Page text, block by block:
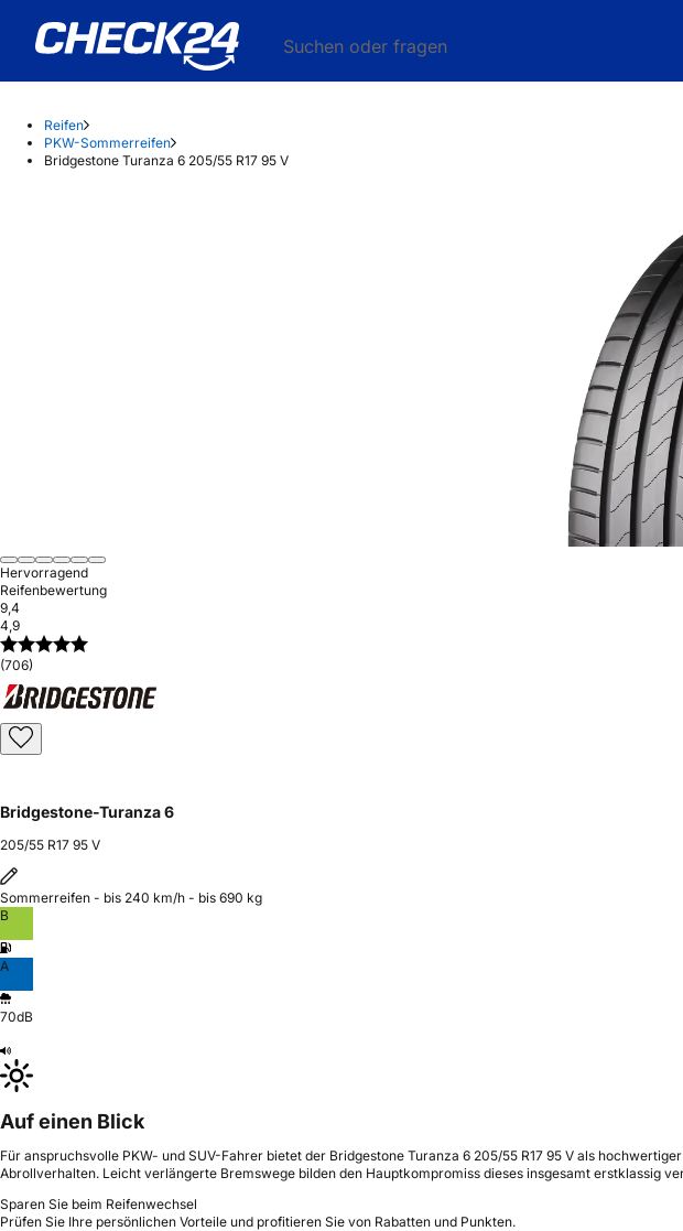
Suchen oder fragen
Reifen
PKW-Sommerreifen
Bridgestone Turanza 6 205/55 R17 95 V
Hervorragend
Reifenbewertung
9,4
4,9
(706)
Bridgestone-Turanza 6
205/55 R17 95 V
Sommerreifen - bis 240 km/h - bis 690 kg
B
A
70dB
Auf einen Blick
Für anspruchsvolle PKW- und SUV-Fahrer bietet der Bridgestone Turanza 6 205/55 R17 95 V als
Abrollverhalten. Leicht verlängerte Bremswege bilden den Hauptkompromiss dieses insgesamt erstklassig
Sparen Sie beim Reifenwechsel
Prüfen Sie Ihre persönlichen Vorteile und profitieren Sie von Rabatten und Punkten.